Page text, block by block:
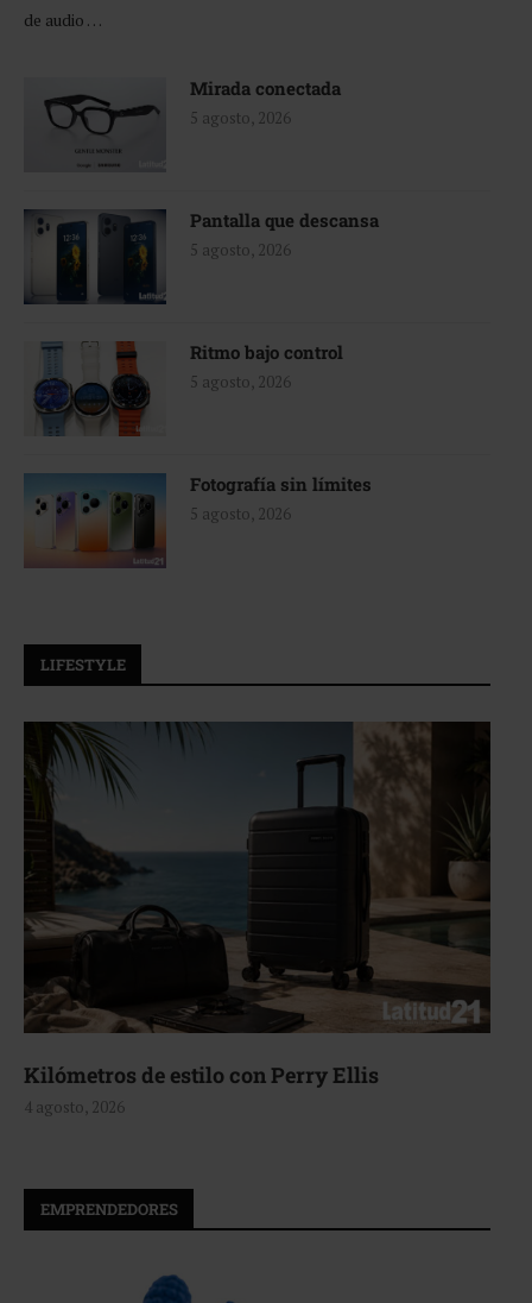
de audio …
Mirada conectada
5 agosto, 2026
Pantalla que descansa
5 agosto, 2026
Ritmo bajo control
5 agosto, 2026
Fotografía sin límites
5 agosto, 2026
LIFESTYLE
Kilómetros de estilo con Perry Ellis
4 agosto, 2026
EMPRENDEDORES